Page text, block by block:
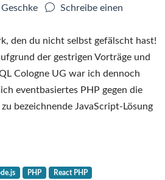
Geschke
Schreibe einen
den du nicht selbst gefälscht hast!
der gestrigen Vorträge und
Cologne UG war ich dennoch
eventbasiertes PHP gegen die
bezeichnende JavaScript-Lösung
PHP React PHP